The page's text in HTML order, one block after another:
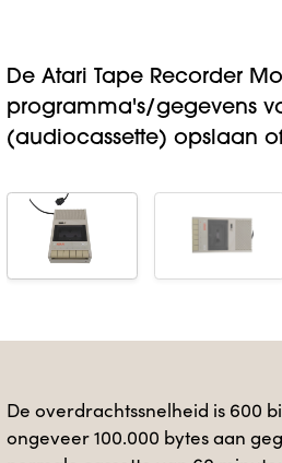
De Atari Tape Recorder
programma's/gegevens
(audiocassette) opslaan
De overdrachtssnelheid is 600
ongeveer 100.000 bytes aan